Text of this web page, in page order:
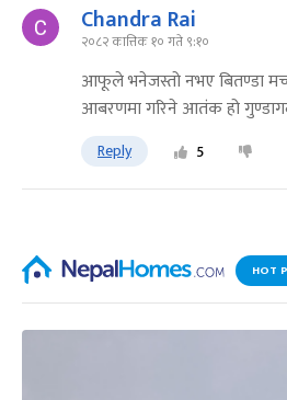
Chandra Rai
२०८२ कात्तिक १० गते ९:१०
आफूले भनेजस्तो नभए बितण्डा
आबरणमा गरिने आतंक हो
Reply 5
HOT